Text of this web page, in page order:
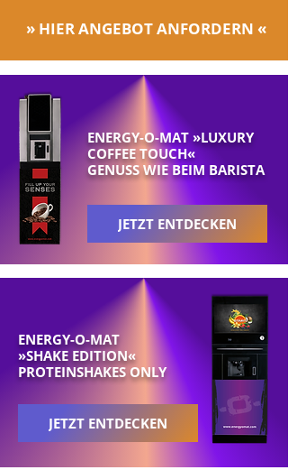
» HIERANGEBOT ANFORDERN «
ENERGY-O-MAT »LUXURY
COFFEE TOUCH«
GENUSS WIE BEIM BARISTA
JETZT ENTDECKEN
ENERGY-O-MAT
»SHAKE EDITION«
PROTEINSHAKES ONLY
JETZT ENTDECKEN